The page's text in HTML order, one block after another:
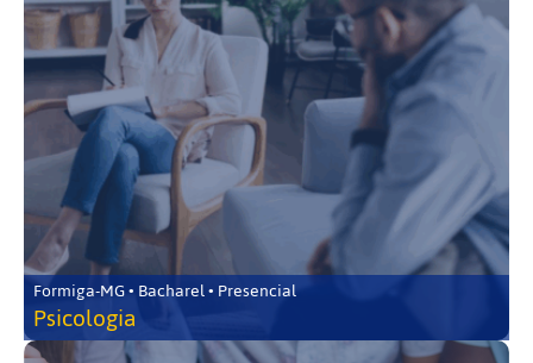
Formiga-MG • Bacharel • Presencial
Psicologia